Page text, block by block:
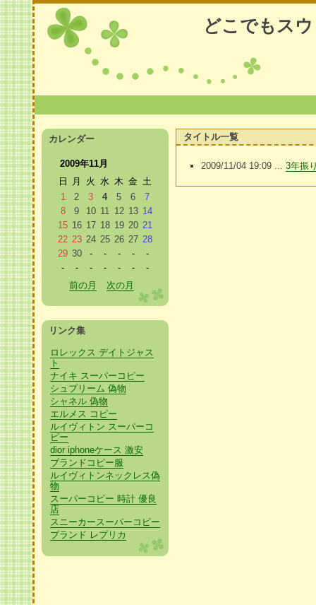
どこでもス
タイトル一覧
2009/11/04 19:09 ... 3年振
カレンダー
2009年11月
日
月 火 水 木 金 土
1
2 3 4 5 6
7
8
9 10 11 12 13 14
15 16 17 18 19 20 21
22 23 24 25 26 27 28
29 30 - - - -
-
-
- - - - -
-
前の月
次の月
リンク集
ロレックス デイトジャス
ト
ナイキ スーパーコピー
シュプリーム 偽物
シャネル 偽物
エルメス コピー
ルイヴィトン スーパーコ
ピー
dior iphoneケース 激安
ブランドコピー服
ルイヴィトンネックレス偽
物
スーパーコピー 時計 優良
店
スニーカースーパーコピー
ブランド レプリカ